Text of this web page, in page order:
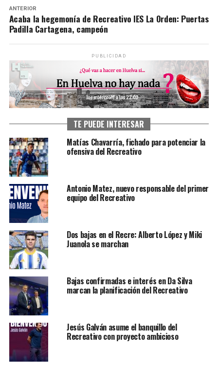
ANTERIOR
Acaba la hegemonía de Recreativo IES La Orden: Puertas
Padilla Cartagena, campeón
PUBLICIDAD
TE PUEDE INTERESAR
Matías Chavarría, fichado para potenciar la
ofensiva del Recreativo
Antonio Matez, nuevo responsable del primer
equipo del Recreativo
Dos bajas en el Recre: Alberto López y Miki
Juanola se marchan
Bajas confirmadas e interés en Da Silva
marcan la planificación del Recreativo
Jesús Galván asume el banquillo del
Recreativo con proyecto ambicioso